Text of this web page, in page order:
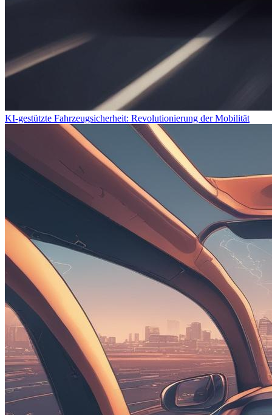
KI-gestützte Fahrzeugsicherheit: Revolutionierung der Mobilität